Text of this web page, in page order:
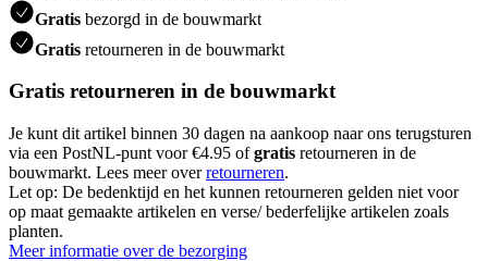
Gratis bezorgd in de bouwmarkt
Gratis retourneren in de bouwmarkt
Gratis retourneren in de bouwmarkt
Je kunt dit artikel binnen 30 dagen na aankoop naar ons terugsturen
via een PostNL-punt voor €4.95 ofgratis retourneren in de
bouwmarkt. Lees meer overretourneren.
Let op: De bedenktijd en het kunnen retourneren gelden niet voor
op maat gemaakte artikelen en verse/ bederfelijke artikelen zoals
planten.
Meer informatie over de bezorging